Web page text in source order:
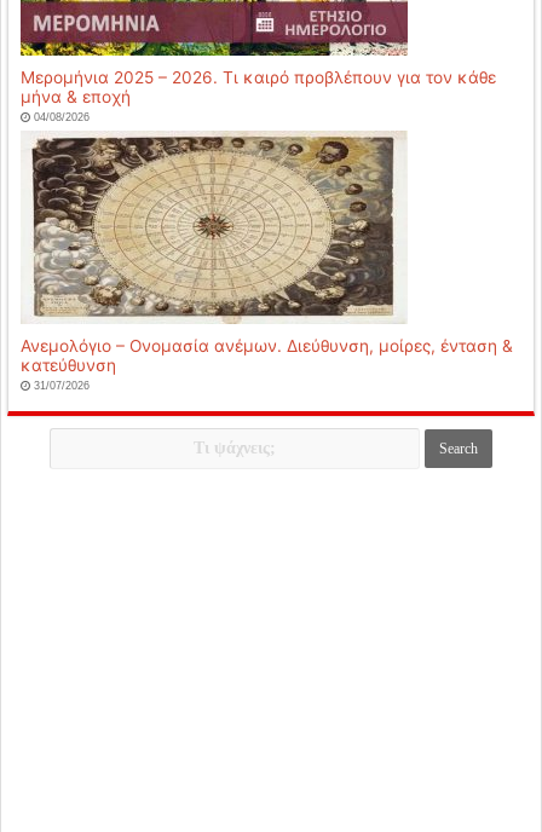
Μερομήνια 2025 – 2026. Τι καιρό προβλέπουν για τον κάθε
μήνα & εποχή
04/08/2026
Ανεμολόγιο – Ονομασία ανέμων. Διεύθυνση, μοίρες, ένταση &
κατεύθυνση
31/07/2026